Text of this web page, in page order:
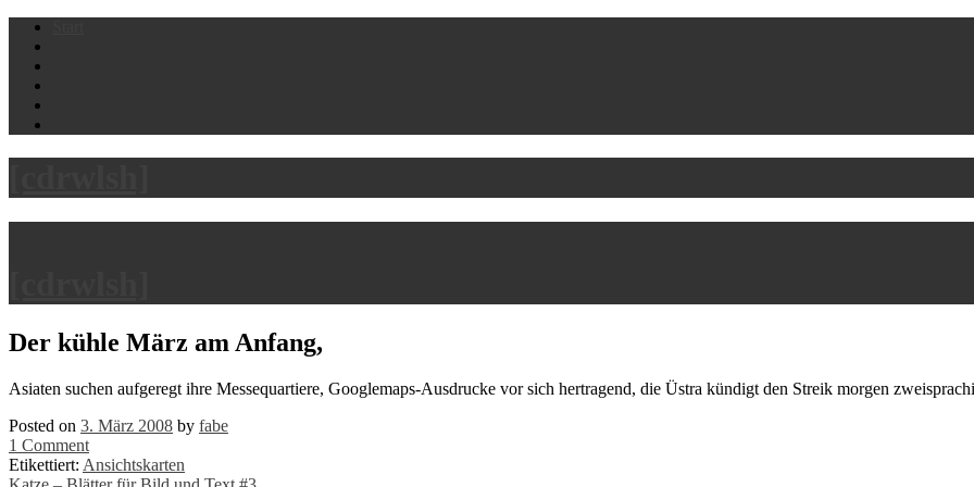
Skip
content
Der kühle März am Anfang,
Asiaten suchen aufgeregt ihre Messequartiere, Googlemaps-Ausdrucke vor sich hertragend, die Üstra kündigt den Streik morgen
Posted on 3. März 2008 by fabe
1 Comment
Etikettiert: Ansichtskarten